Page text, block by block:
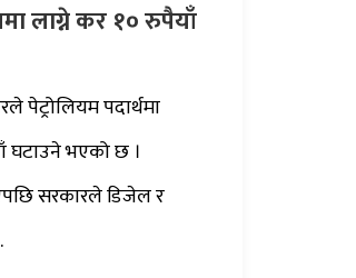
लाग्ने कर १० रुपैयाँ
पेट्रोलियम पदार्थमा
घटाउने भएको छ ।
सरकारले डिजेल र